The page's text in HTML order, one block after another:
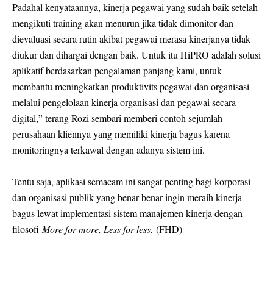
Padahal kenyataannya, kinerja pegawai yang sudah baik setelah
mengikuti training akan menurun jika tidak dimonitor dan
dievaluasi secara rutin akibat pegawai merasa kinerjanya tidak
diukur dan dihargai dengan baik. Untuk itu HiPRO adalah solusi
aplikatif berdasarkan pengalaman panjang kami, untuk
membantu meningkatkan produktivits pegawai dan organisasi
melalui pengelolaan kinerja organisasi dan pegawai secara
digital,” terang Rozi sembari memberi contoh sejumlah
perusahaan kliennya yang memiliki kinerja bagus karena
monitoringnya terkawal dengan adanya sistem ini.
Tentu saja, aplikasi semacam ini sangat penting bagi korporasi
dan organisasi publik yang benar-benar ingin meraih kinerja
bagus lewat implementasi sistem manajemen kinerja dengan
filosofiMore for more, Less for less. (FHD)